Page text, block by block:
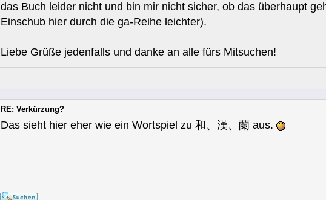
das Buch leider nicht und bin mir nicht sicher, ob das überhaupt
Einschub hier durch die ga-Reihe leichter).
Liebe Grüße jedenfalls und danke an alle fürs Mitsuchen!
RE: Verkürzung?
Das sieht hier eher wie ein Wortspiel zu 和、漢、蘭 aus.